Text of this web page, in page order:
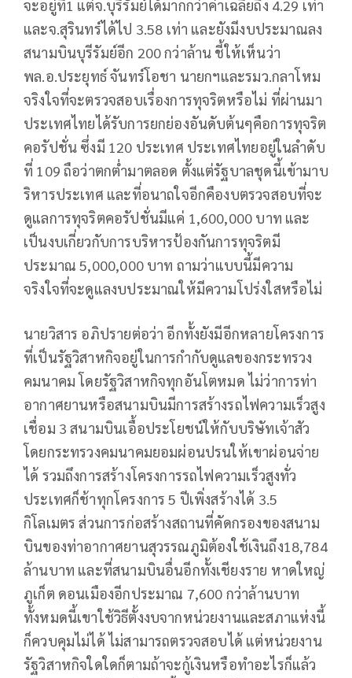
จะอยู่ที่1 แต่จ.บุรีรัมย์ได้มากกว่าค่าเฉลี่ยถึง 4.29 เท่า
และจ.สุรินทร์ได้ไป 3.58 เท่า และยังมีงบประมาณลง
สนามบินบุรีรัมย์อีก 200 กว่าล้าน ชี้ให้เห็นว่า
พล.อ.ประยุทธ์ จันทร์โอชา นายกฯและรมว.กลาโหม
จริงใจที่จะตรวจสอบเรื่องการทุจริตหรือไม่ ที่ผ่านมา
ประเทศไทยได้รับการยกย่องอันดับต้นๆคือการทุจริต
คอรัปชั่น ซึ่งมี 120 ประเทศ ประเทศไทยอยู่ในลำดับ
ที่ 109 ถือว่าตกต่ำมาตลอด ตั้งแต่รัฐบาลชุดนี้เข้ามาบ
ริหารประเทศ และที่อนาถใจอีกคืองบตรวจสอบที่จะ
ดูแลการทุจริตคอรัปชั่นมีแค่ 1,600,000 บาท และ
เป็นงบเกี่ยวกับการบริหารป้องกันการทุจริตมี
ประมาณ 5,000,000 บาท ถามว่าแบบนี้มีความ
จริงใจที่จะดูแลงบประมาณให้มีความโปร่งใสหรือไม่
นายวิสาร อภิปรายต่อว่า อีกทั้งยังมีอีกหลายโครงการ
ที่เป็นรัฐวิสาหกิจอยู่ในการกำกับดูแลของกระทรวง
คมนาคม โดยรัฐวิสาหกิจทุกอันโตหมด ไม่ว่าการท่า
อากาศยานหรือสนามบินมีการสร้างรถไฟความเร็วสูง
เชื่อม 3 สนามบินเอื้อประโยชน์ให้กับบริษัทเจ้าสัว
โดยกระทรวงคมนาคมยอมผ่อนปรนให้เขาผ่อนจ่าย
ได้ รวมถึงการสร้างโครงการรถไฟความเร็วสูงทั่ว
ประเทศก็ช้าทุกโครงการ 5 ปีเพิ่งสร้างได้ 3.5
กิโลเมตร ส่วนการก่อสร้างสถานที่คัดกรองของสนาม
บินของท่าอากาศยานสุวรรณภูมิต้องใช้เงินถึง18,784
ล้านบาท และที่สนามบินอื่นอีกทั้งเชียงราย หาดใหญ่
ภูเก็ต ดอนเมืองอีกประมาณ 7,600 กว่าล้านบาท
ทั้งหมดนี้เขาใช้วิธีตั้งงบจากหน่วยงานและสภาแห่งนี้
ก็ควบคุมไม่ได้ ไม่สามารถตรวจสอบได้ แต่หน่วยงาน
รัฐวิสาหกิจใดใดก็ตามถ้าจะกู้เงินหรือทำอะไรก็แล้ว